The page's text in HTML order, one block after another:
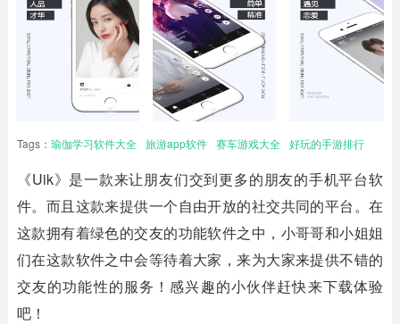
Tags： 瑜伽学习软件大全 旅游app软件 赛车游戏大全 好玩的手游排行
《Uik》是一款来让朋友们交到更多的朋友的手机平台软
件。而且这款来提供一个自由开放的社交共同的平台。在
这款拥有着绿色的交友的功能软件之中，小哥哥和小姐姐
们在这款软件之中会等待着大家，来为大家来提供不错的
交友的功能性的服务！感兴趣的小伙伴赶快来下载体验
吧！